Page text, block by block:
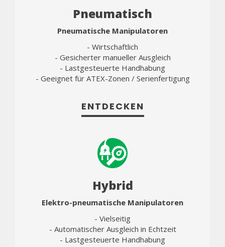
Pneumatisch
Pneumatische Manipulatoren
- Wirtschaftlich
- Gesicherter manueller Ausgleich
- Lastgesteuerte Handhabung
- Geeignet für ATEX-Zonen / Serienfertigung
ENTDECKEN
Hybrid
Elektro-pneumatische Manipulatoren
- Vielseitig
- Automatischer Ausgleich in Echtzeit
- Lastgesteuerte Handhabung